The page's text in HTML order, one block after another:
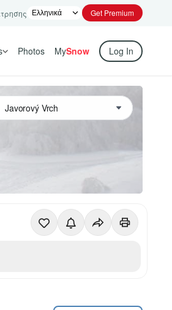
Get Premium
Photos MySnow Log In